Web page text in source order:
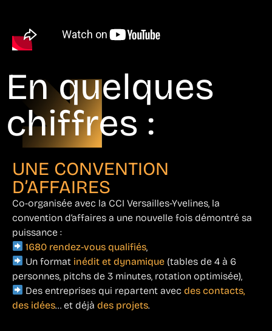
En quelques
chiffres :
UNE CONVENTION
D’AFFAIRES
Co-organisée avec la CCI Versailles-Yvelines, la
convention d’affaires a une nouvelle fois démontré sa
puissance :
1680 rendez-vous qualifiés,
Un format inédit et dynamique (tables de 4 à 6
personnes, pitchs de 3 minutes, rotation optimisée),
Des entreprises qui repartent avecdes contacts,
des idées… et déjà des projets.